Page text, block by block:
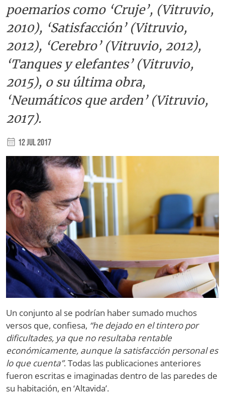
poemarios como ‘Cruje’, (Vitruvio,
2010), ‘Satisfacción’ (Vitruvio,
2012), ‘Cerebro’ (Vitruvio, 2012),
‘Tanques y elefantes’ (Vitruvio,
2015), o su última obra,
‘Neumáticos que arden’ (Vitruvio,
2017).
12 Jul 2017
Un conjunto al se podrían haber sumado muchos
versos que, confiesa, “he dejado en el tintero por
dificultades, ya que no resultaba rentable
económicamente, aunque la satisfacción personal es
lo que cuenta”. Todas las publicaciones anteriores
fueron escritas e imaginadas dentro de las paredes de
su habitación, en ‘Altavida’.